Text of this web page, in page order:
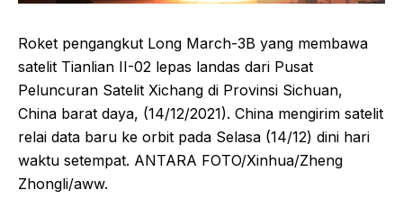
Roket pengangkut Long March-3B yang membawa
satelit Tianlian II-02 lepas landas dari Pusat
Peluncuran Satelit Xichang di Provinsi Sichuan,
China barat daya, (14/12/2021). China mengirim satelit
relai data baru ke orbit pada Selasa (14/12) dini hari
waktu setempat. ANTARA FOTO/Xinhua/Zheng
Zhongli/aww.